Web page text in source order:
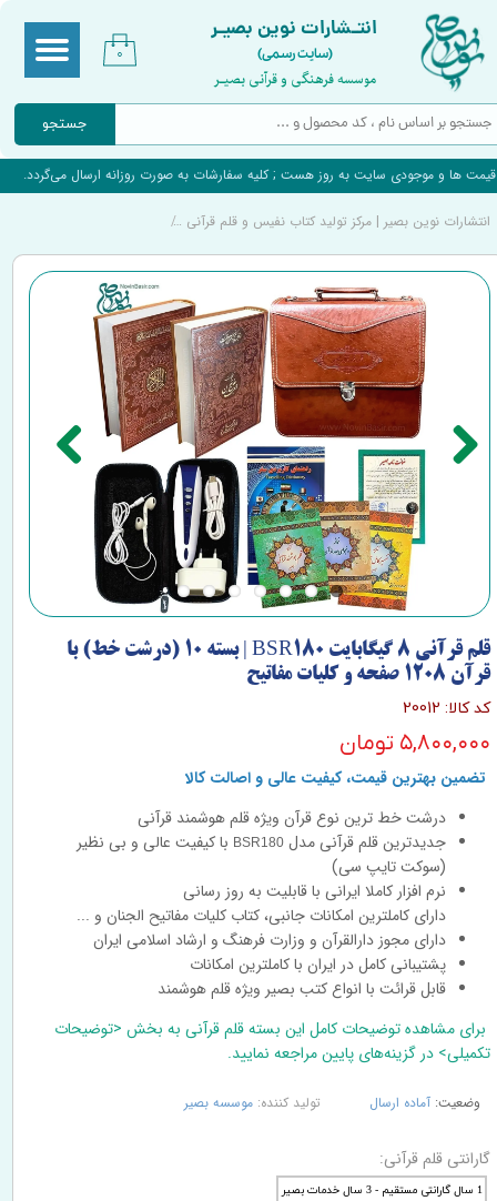
جستجو
۰
انتـشارات نوین بصیـر
موسسه فرهنگی و قرآنی بصیـر
(سایت رسمی)
قیمت ها و موجودی سایت به روز هست ; کلیه سفارشات به صورت روزانه ارسال می‌گردد.
انتشارات نوین بصیر | مرکز تولید کتاب نفیس و قلم قرآنی
قلم قرآنی 8 گیگابایت BSR180 | بسته 10 (درشت خط) با
قرآن 1208 صفحه و کلیات مفاتیح
کد کالا: 20012
۵,۸۰۰,۰۰۰ تومان
تضمین بهترین قیمت، کیفیت عالی و اصالت کالا
درشت خط ترین نوع قرآن ویژه قلم هوشمند قرآنی
جدیدترین قلم قرآنی مدل BSR180 با کیفیت عالی و بی نظیر
(سوکت تایپ سی)
نرم افزار کاملا ایرانی با قابلیت به روز رسانی
دارای کاملترین امکانات جانبی، کتاب کلیات مفاتیح الجنان و ...
دارای مجوز دارالقرآن و وزارت فرهنگ و ارشاد اسلامی ایران
پشتیبانی کامل در ایران با کاملترین امکانات
قابل قرائت با انواع کتب بصیر ویژه قلم هوشمند
برای مشاهده توضیحات کامل این بسته قلم قرآنی به بخش <توضیحات
تکمیلی> در گزینه‌های پایین مراجعه نمایید.
وضعیت: آماده ارسال تولید کننده: موسسه بصیر
گارانتی قلم قرآنی:
1 سال گارانتی مستقیم - 3 سال خدمات بصیر